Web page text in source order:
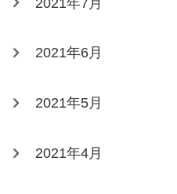
2021年6月
2021年5月
2021年4月